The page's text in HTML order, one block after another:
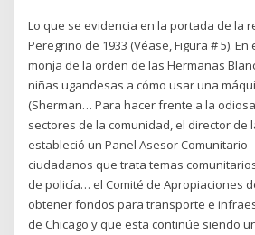
Lo que se evidencia en la portada de la
Peregrino de 1933 (Véase, Figura # 5).
monja de la orden de las Hermanas
niñas ugandesas a cómo usar una
(Sherman… Para hacer frente a la
sectores de la comunidad, el director de
estableció un Panel Asesor Comunitario
ciudadanos que trata temas
de policía… el Comité de Apropiaciones
obtener fondos para transporte e
de Chicago y que esta continúe siendo